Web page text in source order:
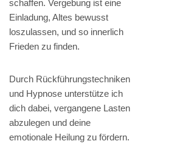
schaffen. Vergebung ist eine
Einladung, Altes bewusst
loszulassen, und so innerlich
Frieden zu finden.
Durch Rückführungstechniken
und Hypnose unterstütze ich
dich dabei, vergangene Lasten
abzulegen und deine
emotionale Heilung zu fördern.